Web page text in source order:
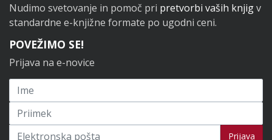
Nudimo svetovanje in pomoč pri pretvorbi vaših knjigv
standardne e-knjižne formate po ugodni ceni.
POVEŽIMO SE!
Prijava na e-novice
Prijavi se na novice Prijava